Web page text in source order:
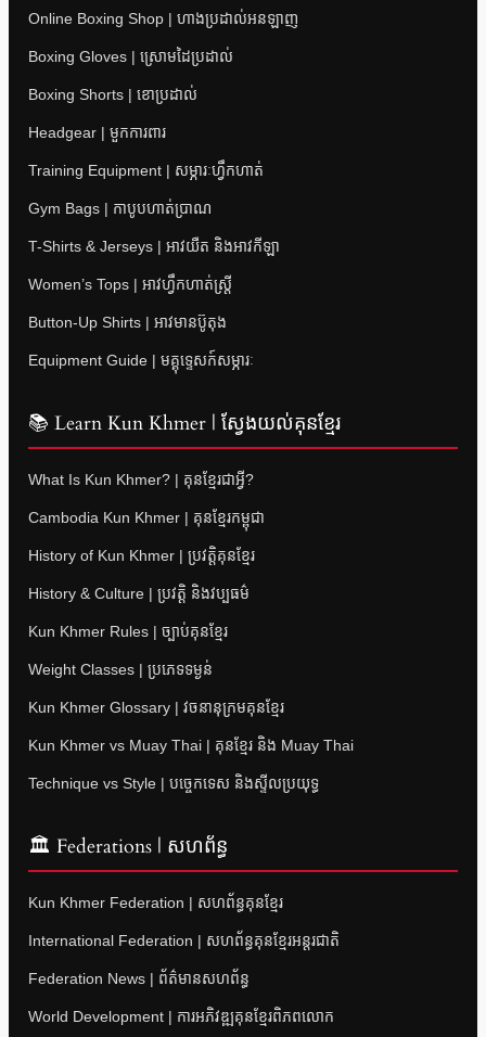
Online Boxing Shop | ហាងប្រដាល់អនឡាញ
Boxing Gloves | ស្រោមដៃប្រដាល់
Boxing Shorts | ខោប្រដាល់
Headgear | មួកការពារ
Training Equipment | សម្ភារៈហ្វឹកហាត់
Gym Bags | កាបូបហាត់ប្រាណ
T-Shirts & Jerseys | អាវយឺត និងអាវកីឡា
Women’s Tops | អាវហ្វឹកហាត់ស្ត្រី
Button-Up Shirts | អាវមានប៊ូតុង
Equipment Guide | មគ្គុទ្ទេសក៍សម្ភារៈ
📚 Learn Kun Khmer | ស្វែងយល់គុនខ្មែរ
What Is Kun Khmer? | គុនខ្មែរជាអ្វី?
Cambodia Kun Khmer | គុនខ្មែរកម្ពុជា
History of Kun Khmer | ប្រវត្តិគុនខ្មែរ
History & Culture | ប្រវត្តិ និងវប្បធម៌
Kun Khmer Rules | ច្បាប់គុនខ្មែរ
Weight Classes | ប្រភេទទម្ងន់
Kun Khmer Glossary | វចនានុក្រមគុនខ្មែរ
Kun Khmer vs Muay Thai | គុនខ្មែរ និង Muay Thai
Technique vs Style | បច្ចេកទេស និងស្ទីលប្រយុទ្ធ
🏛 Federations | សហព័ន្ធ
Kun Khmer Federation | សហព័ន្ធគុនខ្មែរ
International Federation | សហព័ន្ធគុនខ្មែរអន្តរជាតិ
Federation News | ព័ត៌មានសហព័ន្ធ
World Development | ការអភិវឌ្ឍគុនខ្មែរពិភពលោក